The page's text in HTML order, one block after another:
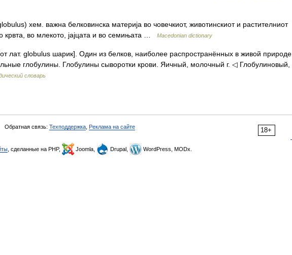
хем. важна белковинска материја во човечкиот, животинскиот и растителниот
крвта, во млекото, јајцата и во семињата …
Macedonian dictionary
лат. globulus шарик]. Один из белков, наиболее распространённых в живой природе.
глобулины. Глобулины сыворотки крови. Яичный, молочный г. ◁ Глобулиновый,
словарь
18+
Обратная связь: Техподдержка Реклама на сайте
, сделанные на PHP, Joomla, Drupal, WordPress, MODx.